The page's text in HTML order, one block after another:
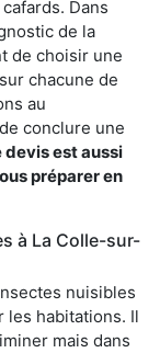
Dans
de la
de choisir une
chacune de
au
conclure une
devis est aussi
préparer en
à La Colle-sur-
nuisibles
les habitations. Il
mais dans